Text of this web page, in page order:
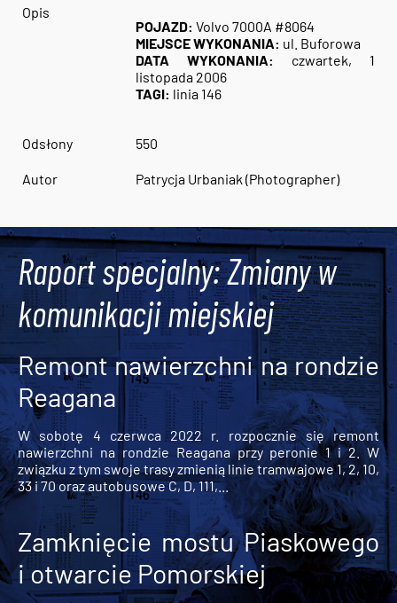
Opis
POJAZD: Volvo 7000A #8064
MIEJSCE WYKONANIA: ul. Buforowa
DATA WYKONANIA: czwartek, 1
listopada 2006
TAGI: linia 146
Odsłony 550
Autor Patrycja Urbaniak (Photographer)
Raport specjalny: Zmiany w
komunikacji miejskiej
Remont nawierzchni na rondzie
Reagana
W sobotę 4 czerwca 2022 r. rozpocznie się remont
nawierzchni na rondzie Reagana przy peronie 1 i 2. W
związku z tym swoje trasy zmienią linie tramwajowe 1, 2, 10,
33 i 70 oraz autobusowe C, D, 111,...
Zamknięcie mostu Piaskowego
i otwarcie Pomorskiej